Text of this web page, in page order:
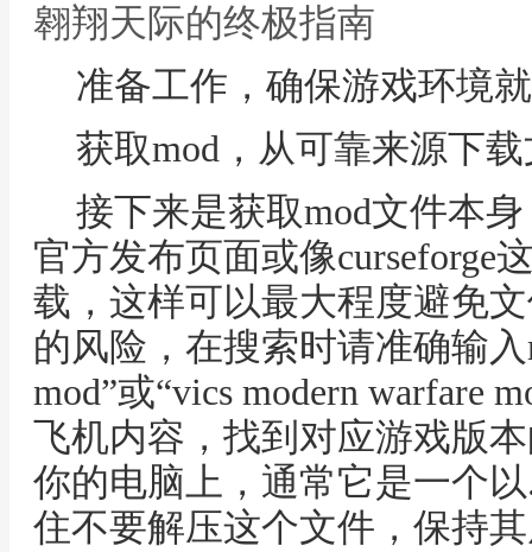
翱翔天际的终极指南
准备工作，确保游戏环境
获取mod，从可靠来源下
接下来是获取mod文件本
官方发布页面或像curseforge
载，这样可以最大程度避免
的风险，在搜索时请准确输
mod”或“vics modern warfare
飞机内容，找到对应游戏版
你的电脑上，通常它是一个
住不要解压这个文件，保持